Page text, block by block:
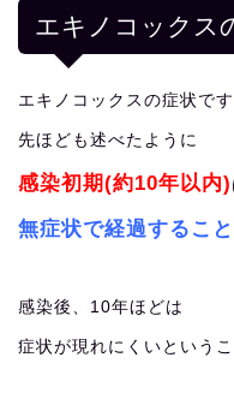
エキノコックス
エキノコックスの症状で
先ほども述べたように
感染初期(約10年以内)
無症状で経過するこ
感染後、10年ほどは
症状が現れにくいという